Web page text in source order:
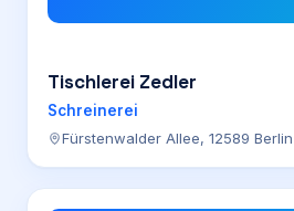
Tischlerei Zedler
Schreinerei
Fürstenwalder Allee, 12589 Berlin